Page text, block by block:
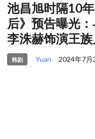
池昌旭时隔10
后》预告曝光
李洙赫饰演王族
韩剧 Yuan 2024年7